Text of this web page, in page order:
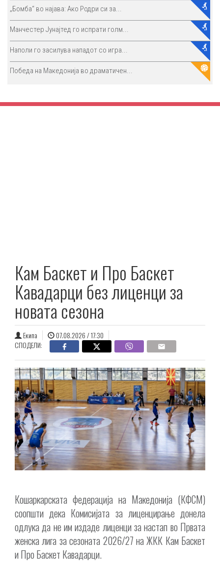
„Бомба“ во најава: Ако Родри си за...
Манчестер Јунајтед го испрати голм...
Наполи го засилува нападот со игра...
Победа на Македонија во драматичен...
Кам Баскет и Про Баскет
Кавадарци без лиценци за
новата сезона
Екипа
07.08.2026 / 17:30
СПОДЕЛИ:
Кошаркарската федерација на Македонија (КФСМ)
соопшти дека Комисијата за лиценцирање донела
одлука да не им издаде лиценци за настап во Првата
женска лига за сезоната 2026/27 на ЖКК Кам Баскет
и Про Баскет Кавадарци.